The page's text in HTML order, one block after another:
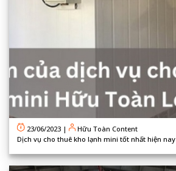
23/06/2023 |
Hữu Toàn Content
Dịch vụ cho thuê kho lạnh mini tốt nhất hiện nay